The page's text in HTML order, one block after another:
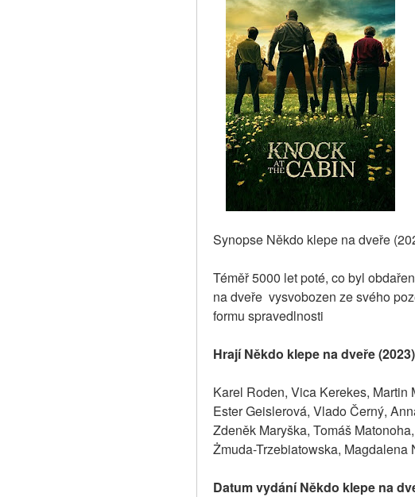
Synopse Někdo klepe na dveře
Téměř 5000 let poté, co byl
na dveře  vysvobozen ze svého
formu spravedlnosti
Hrají Někdo klepe na dveře (2023)
Karel Roden, Vica Kerekes,
Ester Geislerová, Vlado Černý,
Zdeněk Maryška, Tomáš
Żmuda-Trzebiatowska, Magdalena
Datum vydání Někdo klepe na